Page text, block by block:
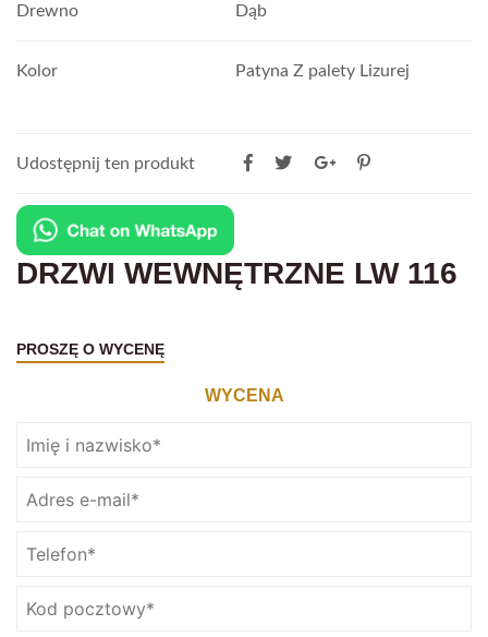
Drewno Dąb
Kolor Patyna Z palety Lizurej
Udostępnij ten produkt
DRZWI WEWNĘTRZNE LW 116
PROSZĘ O WYCENĘ
WYCENA